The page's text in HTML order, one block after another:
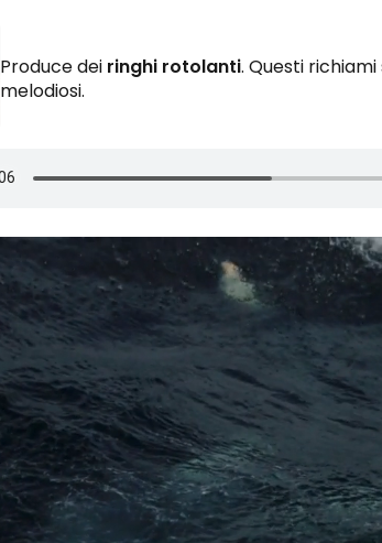
Produce dei ringhi rotolanti. Questi richiami
melodiosi.